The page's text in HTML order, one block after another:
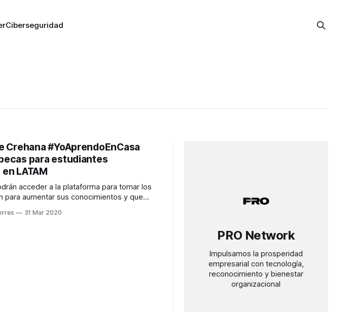
Ciberseguridad
Crehana #YoAprendoEnCasa
para estudiantes
LATAM
acceder a la plataforma para tomar los
para aumentar sus conocimientos y que
31 Mar 2020
PRO Network
Impulsamos la prosperidad
empresarial con tecnología,
reconocimiento y bienestar
organizacional